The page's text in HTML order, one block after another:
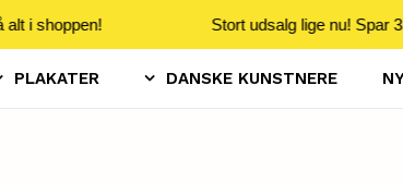
i shoppen! Stort udsalg lige nu! Spar
PLAKATER DANSKE KUNSTNERE